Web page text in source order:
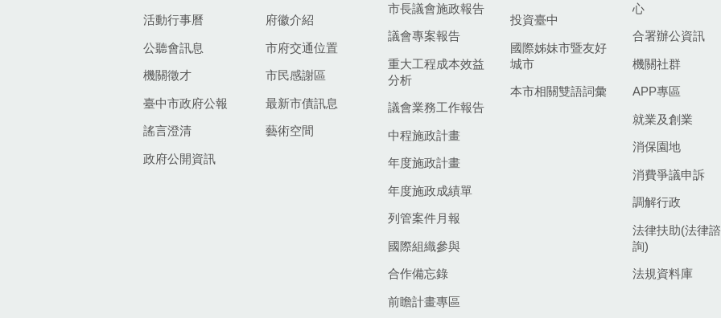
活動行事曆
公聽會訊息
機關徵才
臺中市政府公報
謠言澄清
政府公開資訊
府徽介紹
市府交通位置
市民感謝區
最新市債訊息
藝術空間
市長議會施政報告
議會專案報告
重大工程成本效益
分析
議會業務工作報告
中程施政計畫
年度施政計畫
年度施政成績單
列管案件月報
國際組織參與
合作備忘錄
前瞻計畫專區
投資臺中
國際姊妹市暨友好
城市
本市相關雙語詞彙
心
合署辦公資訊
機關社群
APP專區
就業及創業
消保園地
消費爭議申訴
調解行政
法律扶助(法律諮
詢)
法規資料庫